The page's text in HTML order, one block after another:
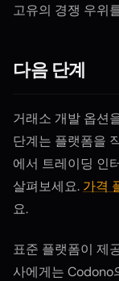
고유의 경쟁 우위
다음 단계
거래소 개발 옵션
단계는 플랫폼을
에서 트레이딩 인
살펴보세요. 가격
요.
표준 플랫폼이 제
사에게는 Codono